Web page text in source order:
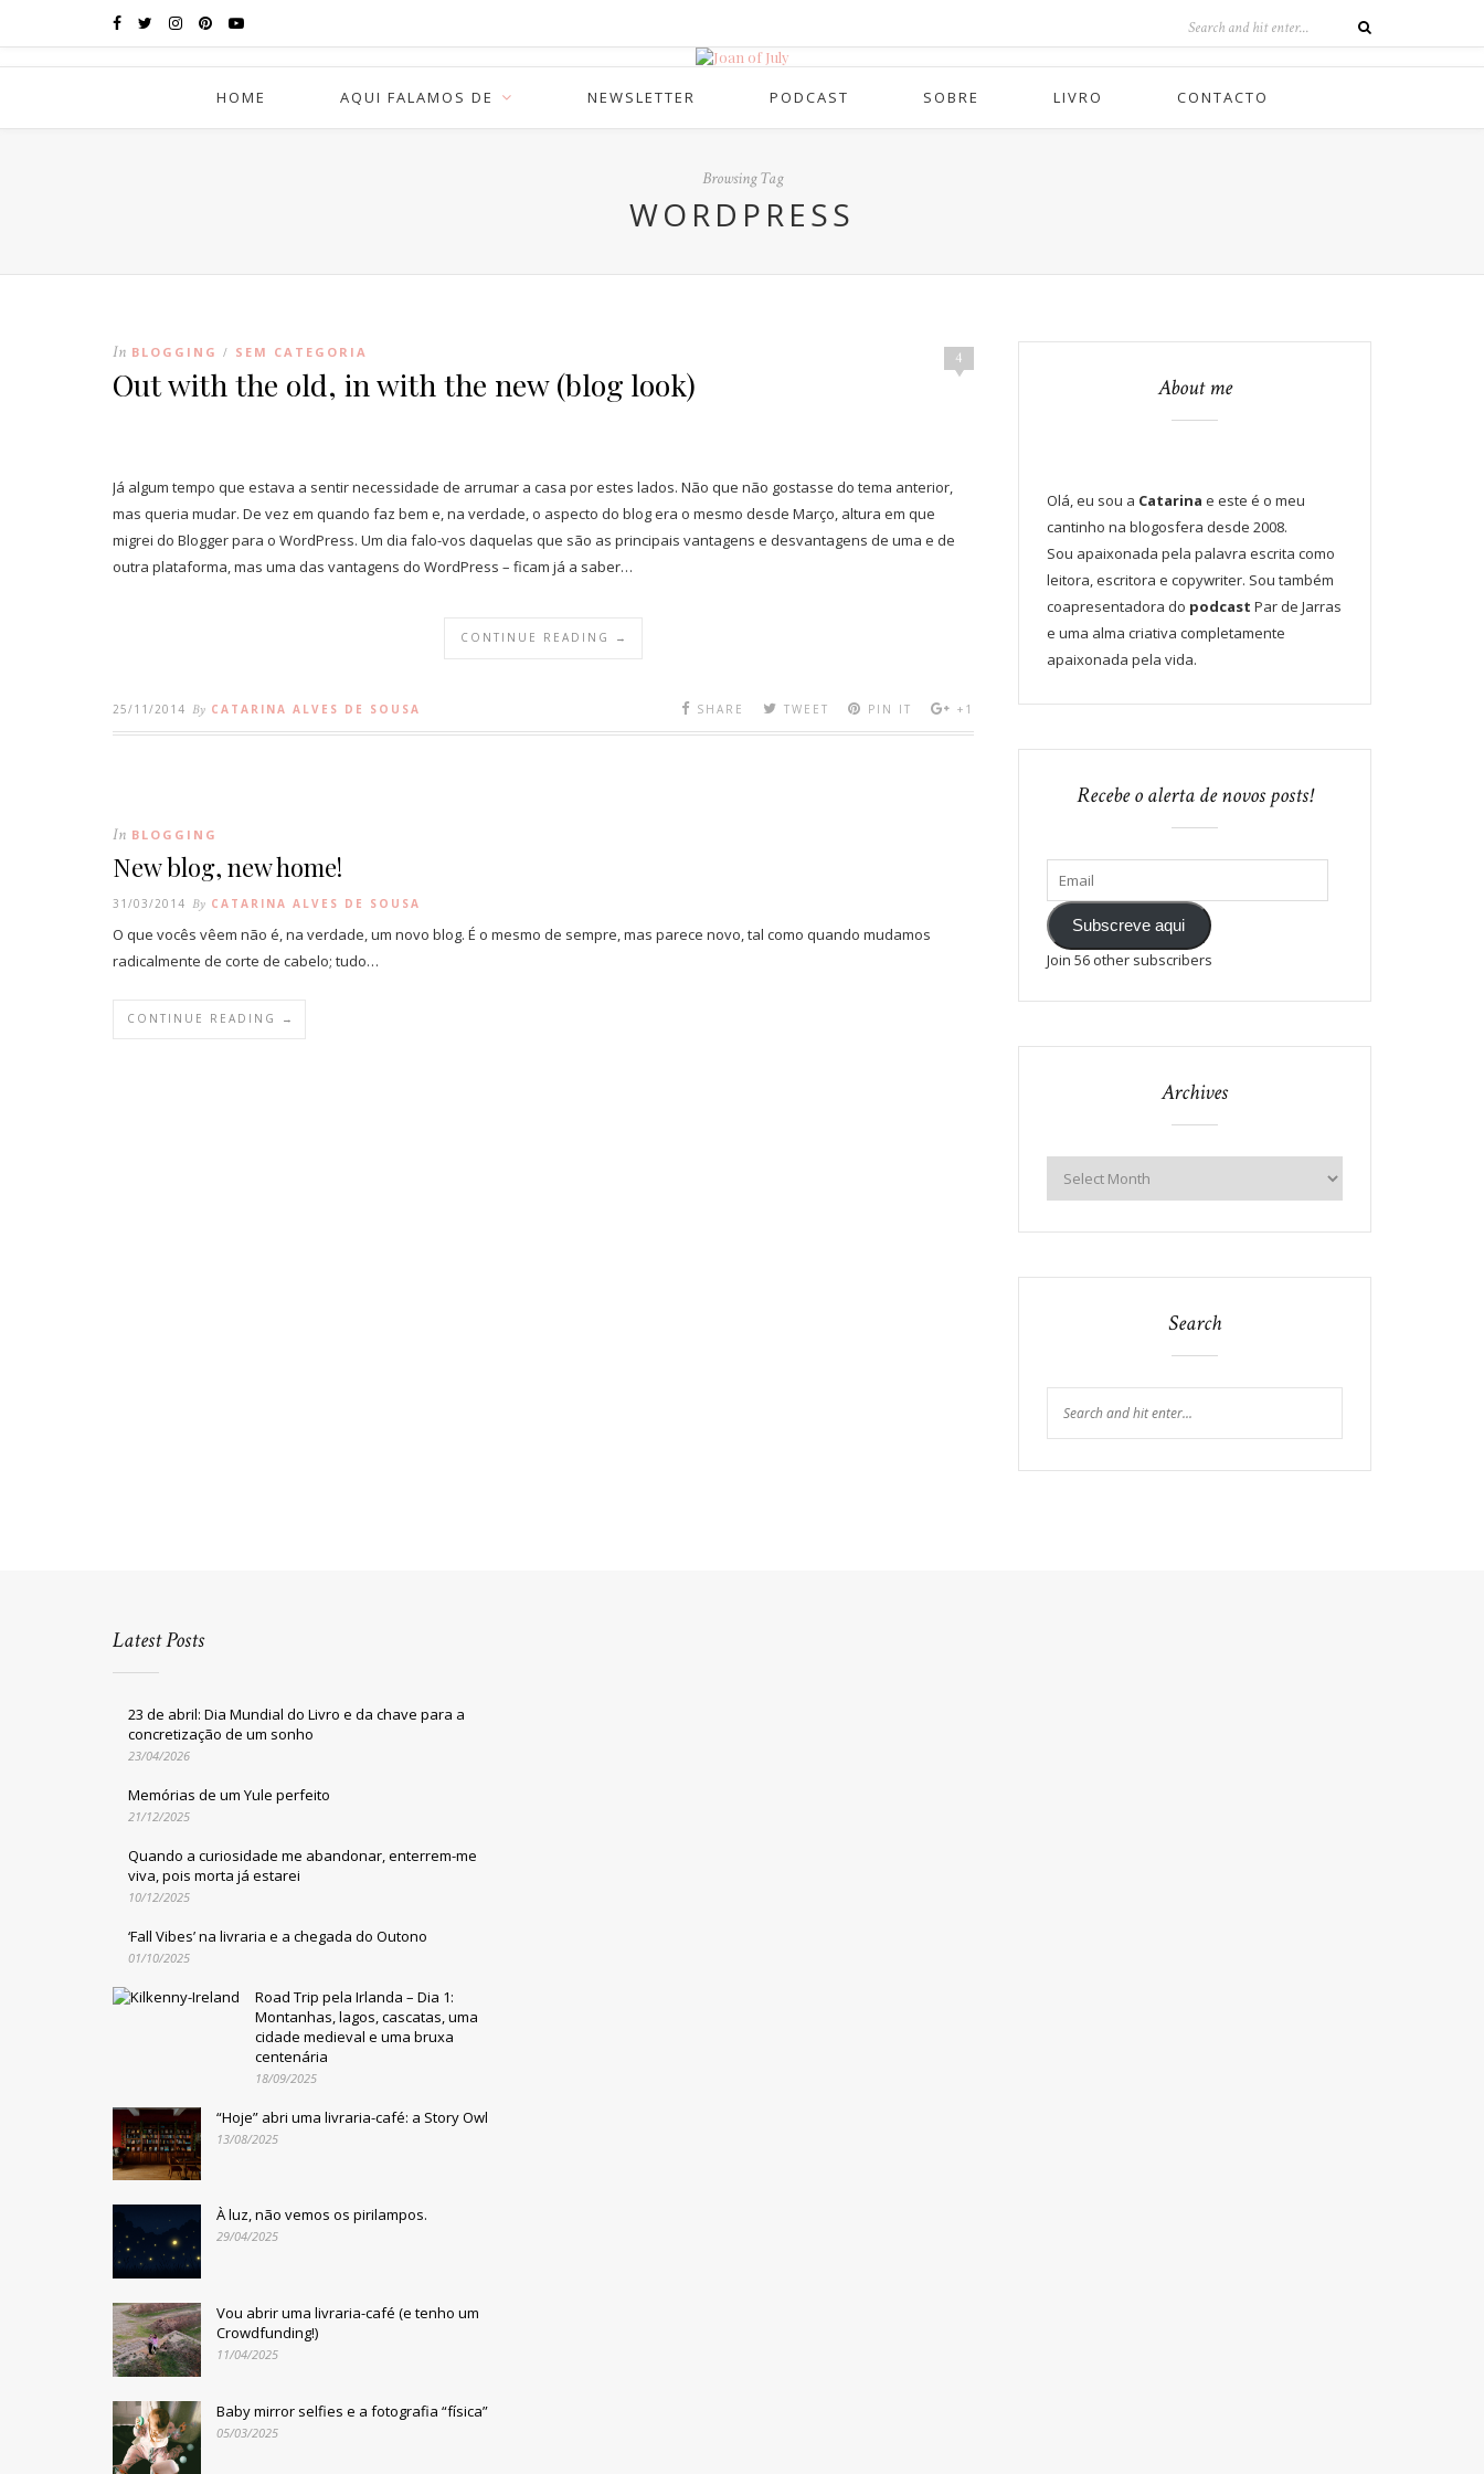
HOME AQUI FALAMOS DE NEWSLETTER PODCAST SOBRE LIVRO CONTACTO
Browsing Tag
WORDPRESS
4
In BLOGGING / SEM CATEGORIA
Out with the old, in with the new (blog look)
Já algum tempo que estava a sentir necessidade de arrumar a casa por estes lados. Não que não gostasse do tema anterior,
mas queria mudar. De vez em quando faz bem e, na verdade, o aspecto do blog era o mesmo desde Março, altura em que
migrei do Blogger para o WordPress. Um dia falo-vos daquelas que são as principais vantagens e desvantagens de uma e de
outra plataforma, mas uma das vantagens do WordPress – ficam já a saber…
CONTINUE READING →
25/11/2014 By CATARINA ALVES DE SOUSA SHARE TWEET PIN IT +1
In BLOGGING
New blog, new home!
31/03/2014 By CATARINA ALVES DE SOUSA
O que vocês vêem não é, na verdade, um novo blog. É o mesmo de sempre, mas parece novo, tal como quando mudamos
radicalmente de corte de cabelo; tudo…
CONTINUE READING →
About me
Olá, eu sou a Catarina e este é o meu
cantinho na blogosfera desde 2008.
Sou apaixonada pela palavra escrita como
leitora, escritora e copywriter. Sou também
coapresentadora do podcast Par de Jarras
e uma alma criativa completamente
apaixonada pela vida.
Recebe o alerta de novos posts!
Subscreve aqui
Join 56 other subscribers
Archives
Search
Latest Posts
23 de abril: Dia Mundial do Livro e da chave para a
concretização de um sonho
23/04/2026
Memórias de um Yule perfeito
21/12/2025
Quando a curiosidade me abandonar, enterrem-me
viva, pois morta já estarei
10/12/2025
‘Fall Vibes’ na livraria e a chegada do Outono
01/10/2025
Road Trip pela Irlanda – Dia 1:
Montanhas, lagos, cascatas, uma
cidade medieval e uma bruxa
centenária
18/09/2025
“Hoje” abri uma livraria-café: a Story Owl
13/08/2025
À luz, não vemos os pirilampos.
29/04/2025
Vou abrir uma livraria-café (e tenho um
Crowdfunding!)
11/04/2025
Baby mirror selfies e a fotografia “física”
05/03/2025